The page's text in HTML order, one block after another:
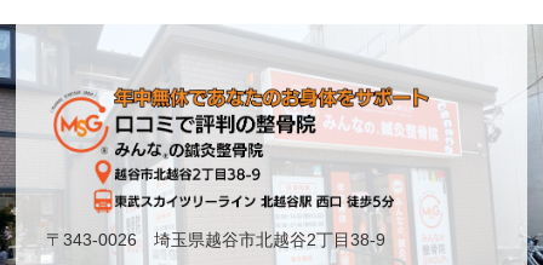
〒343-0026 埼玉県越谷市北越谷2丁目38-9